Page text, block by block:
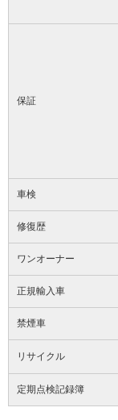
保証
車検
修復歴
ワンオーナー
正規輸入車
禁煙車
リサイクル
定期点検記録簿